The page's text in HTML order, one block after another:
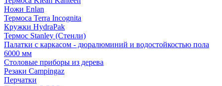
Ножи Enlan
Термоса Terra Incognita
Кружки HydraPak
Термос Stanley (Стенли)
Палатки с каркасом - дюралюминий и водостойкостью пола
6000 мм
Столовые приборы из дерева
Резаки Campingaz
Перчатки